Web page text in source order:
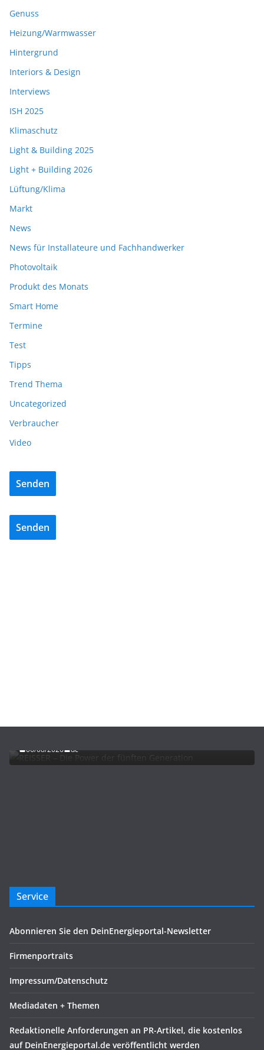
Genuss
Heizung/Warmwasser
Hintergrund
Interiors & Design
Interviews
ISH 2025
Klimaschutz
Light & Building 2025
Light + Building 2026
Lüftung/Klima
Markt
News
News für Installateure und Fachhandwerker
Photovoltaik
Produkt des Monats
Smart Home
Termine
Test
Tipps
Trend Thema
Uncategorized
Verbraucher
Video
Senden
Senden
REISSER – Die Power der fünften Generation
06/08/2026 dc
Service
Abonnieren Sie den DeinEnergieportal-Newsletter
Firmenportraits
Impressum/Datenschutz
Mediadaten + Themen
Redaktionelle Anforderungen an PR-Artikel, die kostenlos
auf DeinEnergieportal.de veröffentlicht werden